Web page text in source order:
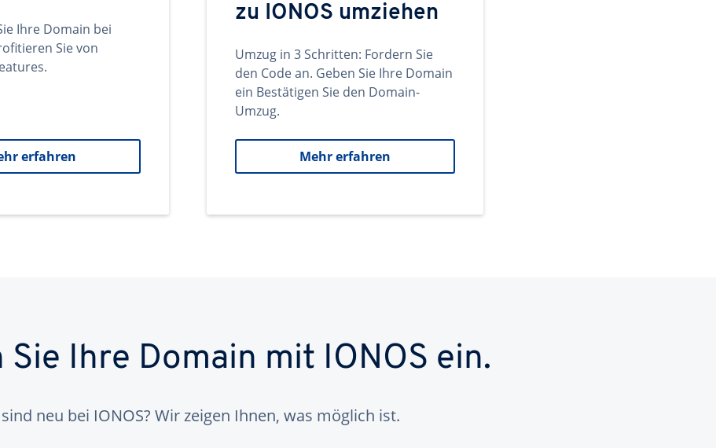
Ihre Domain bei
Sie von
erfahren
zu IONOS umziehen
Umzug in 3 Schritten: Fordern Sie
den Code an. Geben Sie Ihre Domain
ein Bestätigen Sie den Domain-
Umzug.
Mehr erfahren
Sie Ihre Domain mit IONOS ein.
sind neu bei IONOS? Wir zeigen Ihnen, was möglich ist.